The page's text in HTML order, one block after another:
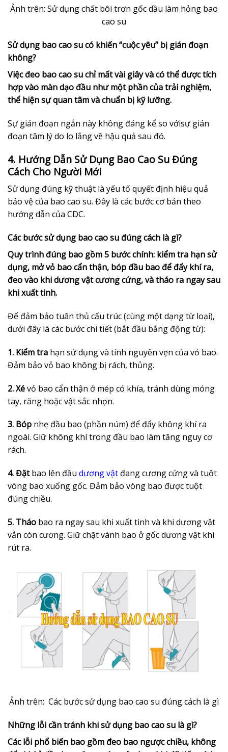
Ảnh trên: Sử dụng chất bôi trơn gốc dầu làm hỏng bao
cao su
Sử dụng bao cao su có khiến “cuộc yêu” bị gián đoạn
không?
Việc đeo bao cao su chỉ mất vài giây và có thể được tích
hợp vào màn dạo đầu như một phần của trải nghiệm,
thể hiện sự quan tâm và chuẩn bị kỹ lưỡng.
Sự gián đoạn ngắn này không đáng kể so vớisự gián
đoạn tâm lý do lo lắng về hậu quả sau đó.
4. Hướng Dẫn Sử Dụng Bao Cao Su Đúng
Cách Cho Người Mới
Sử dụng đúng kỹ thuật là yếu tố quyết định hiệu quả
bảo vệ của bao cao su. Đây là các bước cơ bản theo
hướng dẫn của CDC.
Các bước sử dụng bao cao su đúng cách là gì?
Quy trình đúng bao gồm 5 bước chính: kiểm tra hạn sử
dụng, mở vỏ bao cẩn thận, bóp đầu bao để đẩy khí ra,
đeo vào khi dương vật cương cứng, và tháo ra ngay sau
khi xuất tinh.
Để đảm bảo tuân thủ cấu trúc (cùng một dạng từ loại),
dưới đây là các bước chi tiết (bắt đầu bằng động từ):
1. Kiểm tra hạn sử dụng và tính nguyên vẹn của vỏ bao.
Đảm bảo vỏ bao không bị rách, thủng.
2. Xévỏ bao cẩn thận ở mép có khía, tránh dùng móng
tay, răng hoặc vật sắc nhọn.
3. Bóp nhẹ đầu bao (phần núm) để đẩy không khí ra
ngoài. Giữ không khí trong đầu bao làm tăng nguy cơ
rách.
4. Đặtbao lên đầu dương vật đang cương cứng và tuột
vòng bao xuống gốc. Đảm bảo vòng bao được tuột
đúng chiều.
5. Tháo bao ra ngay sau khi xuất tinh và khi dương vật
vẫn còn cương. Giữ chặt vành bao ở gốc dương vật khi
rút ra.
Ảnh trên: Các bước sử dụng bao cao su đúng cách là gì
Những lỗi cần tránh khi sử dụng bao cao su là gì?
Các lỗi phổ biến bao gồm đeo bao ngược chiều, không